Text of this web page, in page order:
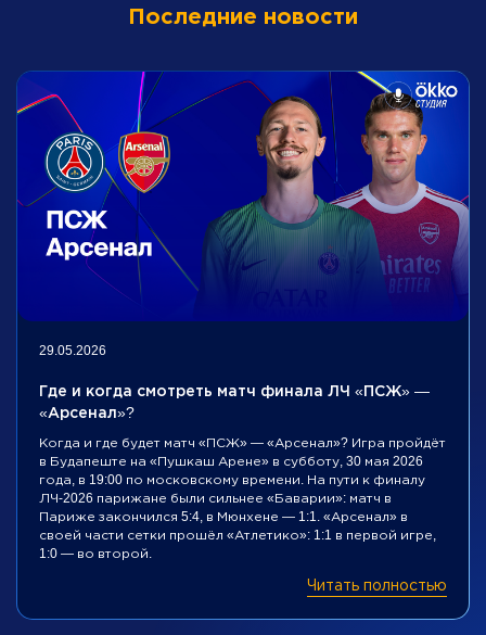
Последние новости
29.05.2026
Где и когда смотреть матч финала ЛЧ «ПСЖ» —
«Арсенал»?
Когда и где будет матч «ПСЖ» — «Арсенал»? Игра пройдёт
в Будапеште на «Пушкаш Арене» в субботу, 30 мая 2026
года, в 19:00 по московскому времени. На пути к финалу
ЛЧ-2026 парижане были сильнее «Баварии»: матч в
Париже закончился 5:4, в Мюнхене — 1:1. «Арсенал» в
своей части сетки прошёл «Атлетико»: 1:1 в первой игре,
1:0 — во второй.
Читать полностью